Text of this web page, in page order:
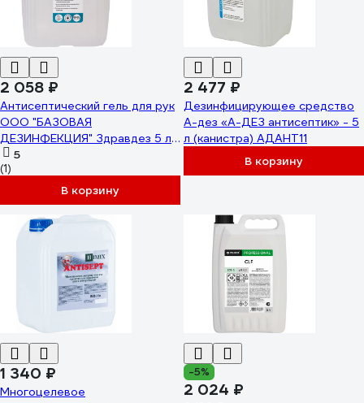
2 058 ₽
Антисептический гель для рук
ООО "БАЗОВАЯ
ДЕЗИНФЕКЦИЯ" Здравдез 5 л
ЗДГ-574
5
(1)
В корзину
2 477 ₽
Дезинфицирующее средство
А-дез «А-ДЕЗ антисептик» - 5
л (канистра) АДАНТ11
В корзину
1 340 ₽
Многоцелевое
-5%
2 024 ₽